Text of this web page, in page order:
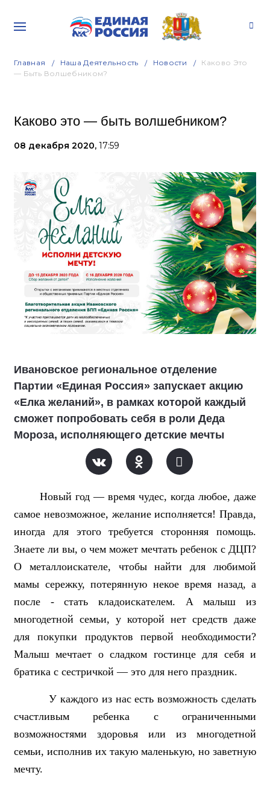
Главная Наша Деятельность Новости
Каково Это
— Быть Волшебником?
Каково это — быть волшебником?
08 декабря 2020, 17:59
Ивановское региональное отделение
Партии «Единая Россия» запускает акцию
«Елка желаний», в рамках которой каждый
сможет попробовать себя в роли Деда
Мороза, исполняющего детские мечты
Новый год — время чудес, когда любое, даже
самое невозможное, желание исполняется! Правда,
иногда для этого требуется сторонняя помощь.
Знаете ли вы, о чем может мечтать ребенок с ДЦП?
О металлоискателе, чтобы найти для любимой
мамы сережку, потерянную некое время назад, а
после - стать кладоискателем. А малыш из
многодетной семьи, у которой нет средств даже
для покупки продуктов первой необходимости?
Малыш мечтает о сладком гостинце для себя и
братика с сестричкой — это для него праздник.
У каждого из нас есть возможность сделать
счастливым ребенка с ограниченными
возможностями здоровья или из многодетной
семьи, исполнив их такую маленькую, но заветную
мечту.